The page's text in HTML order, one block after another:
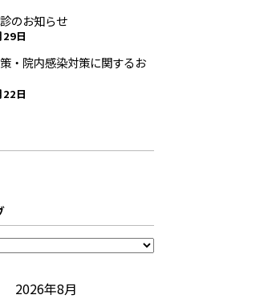
のお知らせ
日
・院内感染対策に関するお
日
2026年8月